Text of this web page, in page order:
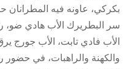
بكركي، عاونه فيه المطرانان
سر البطريرك الأب هادي ضو،
الأب فادي تابت، الأب جورج
والكهنة والراهبات، في حضور